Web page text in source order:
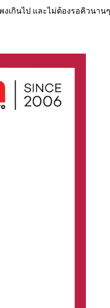
เกินไป และไม่ต้องรอคิวนาน